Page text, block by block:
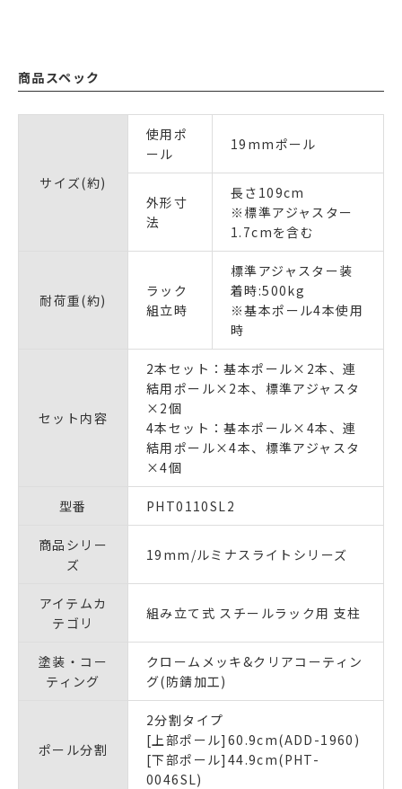
商品スペック
サイズ(約)
使用ポ
ール
19mmポール
外形寸
法
長さ109cm
※標準アジャスター
1.7cmを含む
耐荷重(約)
ラック
組立時
標準アジャスター装
着時:500kg
※基本ポール4本使用
時
セット内容
2本セット：基本ポール×2本、連
結用ポール×2本、標準アジャスタ
×2個
4本セット：基本ポール×4本、連
結用ポール×4本、標準アジャスタ
×4個
型番 PHT0110SL2
商品シリー
ズ
19mm/ルミナスライトシリーズ
アイテムカ
テゴリ
組み立て式 スチールラック用 支柱
塗装・コー
ティング
クロームメッキ&クリアコーティン
グ(防錆加工)
ポール分割
2分割タイプ
[上部ポール]60.9cm(ADD-1960)
[下部ポール]44.9cm(PHT-
0046SL)